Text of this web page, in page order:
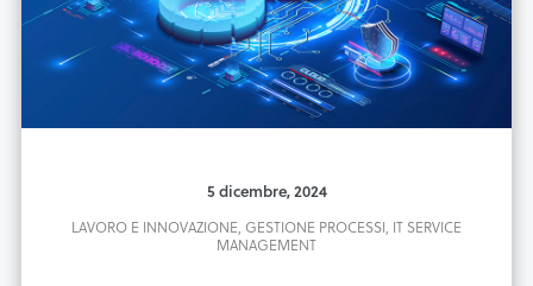
5 dicembre, 2024
LAVORO E INNOVAZIONE, GESTIONE PROCESSI, IT SERVICE
MANAGEMENT